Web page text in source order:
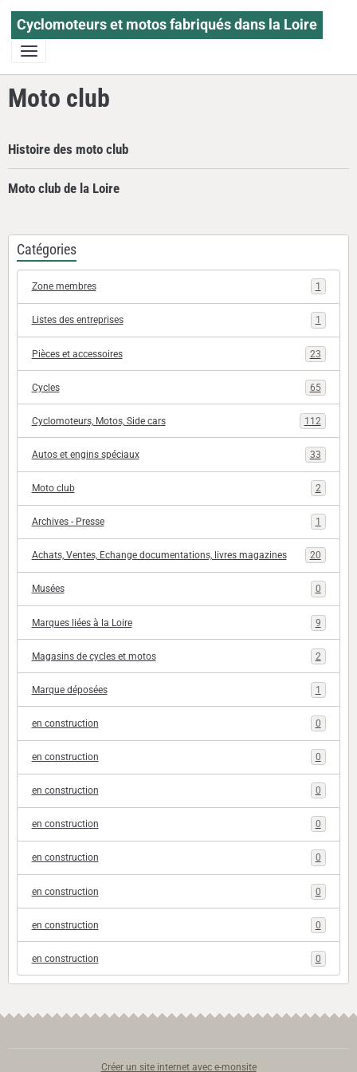
Cyclomoteurs et motos fabriqués dans la Loire
Moto club
Histoire des moto club
Moto club de la Loire
Catégories
Zone membres 1
Listes des entreprises 1
Pièces et accessoires 23
Cycles 65
Cyclomoteurs, Motos, Side cars 112
Autos et engins spéciaux 33
Moto club 2
Archives - Presse 1
Achats, Ventes, Echange documentations, livres magazines 20
Musées 0
Marques liées à la Loire 9
Magasins de cycles et motos 2
Marque déposées 1
en construction 0
en construction 0
en construction 0
en construction 0
en construction 0
en construction 0
en construction 0
en construction 0
Créer un site internet avec e-monsite